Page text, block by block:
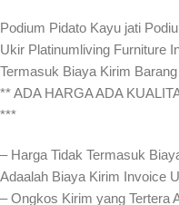
Podium Pidato Kayu jati
Ukir Platinumliving Furniture
Termasuk Biaya Kirim
** ADA HARGA ADA
***
– Harga Tidak Termasuk
Adaalah Biaya Kirim Invoice
– Ongkos Kirim yang Tertera